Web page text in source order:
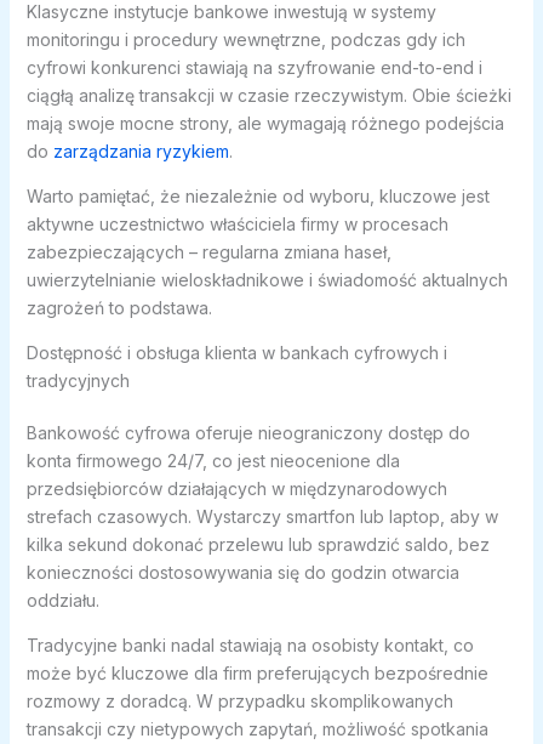
Klasyczne instytucje bankowe inwestują w systemy
monitoringu i procedury wewnętrzne, podczas gdy ich
cyfrowi konkurenci stawiają na szyfrowanie end-to-end i
ciągłą analizę transakcji w czasie rzeczywistym. Obie ścieżki
mają swoje mocne strony, ale wymagają różnego podejścia
do zarządzania ryzykiem.
Warto pamiętać, że niezależnie od wyboru, kluczowe jest
aktywne uczestnictwo właściciela firmy w procesach
zabezpieczających – regularna zmiana haseł,
uwierzytelnianie wieloskładnikowe i świadomość aktualnych
zagrożeń to podstawa.
Dostępność i obsługa klienta w bankach cyfrowych i
tradycyjnych
Bankowość cyfrowa oferuje nieograniczony dostęp do
konta firmowego 24/7, co jest nieocenione dla
przedsiębiorców działających w międzynarodowych
strefach czasowych. Wystarczy smartfon lub laptop, aby w
kilka sekund dokonać przelewu lub sprawdzić saldo, bez
konieczności dostosowywania się do godzin otwarcia
oddziału.
Tradycyjne banki nadal stawiają na osobisty kontakt, co
może być kluczowe dla firm preferujących bezpośrednie
rozmowy z doradcą. W przypadku skomplikowanych
transakcji czy nietypowych zapytań, możliwość spotkania